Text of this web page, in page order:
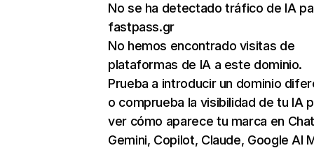
No se ha detectado tráfico de IA
fastpass.gr
No hemos encontrado visitas de
plataformas de IA a este dominio.
Prueba a introducir un dominio
o comprueba la visibilidad de tu IA
ver cómo aparece tu marca en
Gemini, Copilot, Claude, Google AI